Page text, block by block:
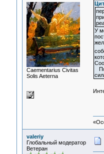
Сaementarius Civitas
Solis Aeterna
У
valeriy
Глобальный модератор
Ветеран